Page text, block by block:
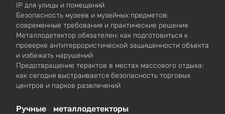
IP для улицы и помещений
Безопасность музеев и музейных предметов:
современные требования и практические решения
Металлодетектор обязателен: как подготовиться к
проверке антитеррористической защищенности объекта
и избежать нарушений
Предотвращение терактов в местах массового отдыха:
как сегодня выстраивается безопасность торговых
центров и парков развлечений
Ручные металлодетекторы